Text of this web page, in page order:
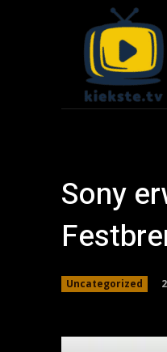
Sony
Uncategorized